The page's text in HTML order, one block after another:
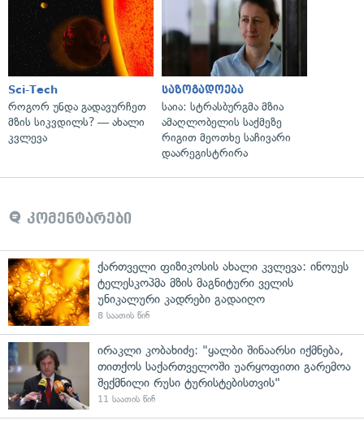
Sci-Tech
როგორ უნდა გადავურჩეთ
მზის სიკვდილს? — ახალი
კვლევა
საზოგადოება
საია: სტრასბურგმა მზია
ამაღლობელის საქმეზე
რიგით მეოთხე საჩივარი
დაარეგისტრირა
კომენტარები
ქართველი ფიზიკოსის ახალი კვლევა: ინოუეს
ტელესკოპმა მზის მაგნიტური ველის
უნიკალური კადრები გადაიღო
8 საათის წინ
ირაკლი კობახიძე: "ყალბი შინაარსი იქმნება,
თითქოს საქართველოში უარყოფითი გარემოა
შექმნილი რუსი ტურისტებისთვის"
11 საათის წინ